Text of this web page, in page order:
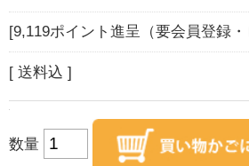
[9,119ポイント進呈（要会員登録
[ 送料込 ]
数量